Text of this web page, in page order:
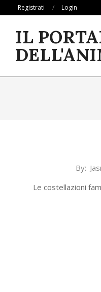
content
Registrati Login
IL
06
By:
Le costellazioni